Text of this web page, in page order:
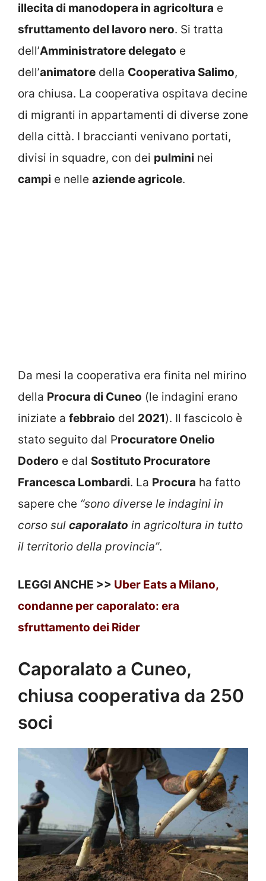
illecita di manodopera in agricoltura e
sfruttamento del lavoro nero. Si tratta
dell’Amministratore delegato e
dell’animatore della Cooperativa Salimo,
ora chiusa. La cooperativa ospitava decine
di migranti in appartamenti di diverse zone
della città. I braccianti venivano portati,
divisi in squadre, con dei pulmini nei
campi e nelle aziende agricole.
Da mesi la cooperativa era finita nel mirino
della Procura di Cuneo (le indagini erano
iniziate a febbraio del 2021). Il fascicolo è
stato seguito dal Procuratore Onelio
Dodero e dal Sostituto Procuratore
Francesca Lombardi. La Procura ha fatto
sapere che “sono diverse le indagini in
corso sul caporalato in agricoltura in tutto
il territorio della provincia”.
LEGGI ANCHE >> Uber Eats a Milano,
condanne per caporalato: era
sfruttamento dei Rider
Caporalato a Cuneo,
chiusa cooperativa da 250
soci